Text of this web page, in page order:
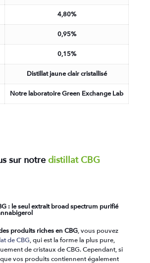
4,80%
0,95%
0,15%
Distillat jaune clair cristallisé
Notre laboratoire Green Exchange Lab
sur notre distillat CBG
: le seul extrait broad spectrum purifié
produits riches en CBG, vous pouvez
de CBG, qui est la forme la plus pure,
de cristaux de CBG. Cependant, si
vos produits contiennent également